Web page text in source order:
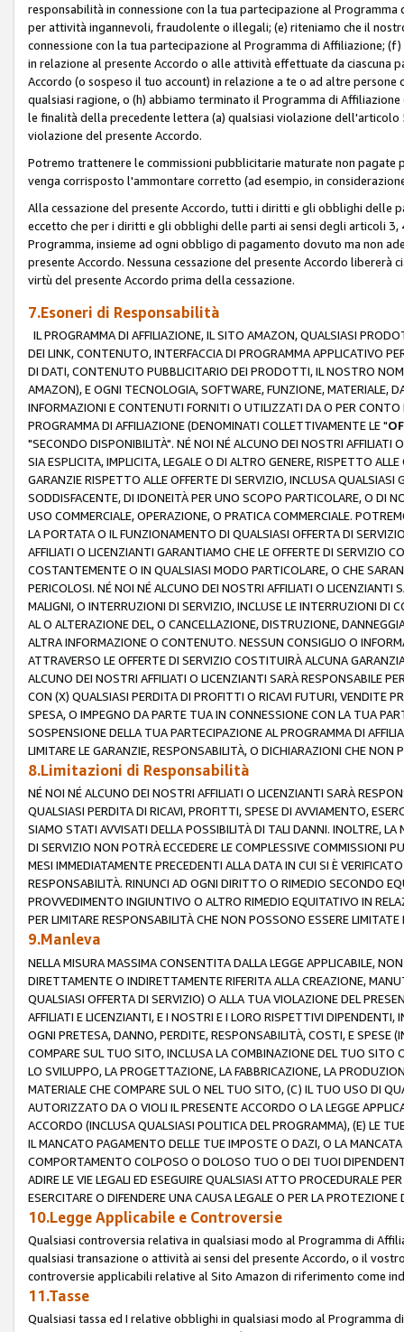
responsabilità in connessione con la tua partecipazione al
per attività ingannevoli, fraudolente o illegali; (e) riteniamo che il
connessione con la tua partecipazione al Programma di Affiliazione;
in relazione al presente Accordo o alle attività effettuate da ciascuna
Accordo (o sospeso il tuo account) in relazione a te o ad altre
qualsiasi ragione, o (h) abbiamo terminato il Programma di
le finalità della precedente lettera (a) qualsiasi violazione
violazione del presente Accordo.
Potremo trattenere le commissioni pubblicitarie maturate non
venga corrisposto l'ammontare corretto (ad esempio, in
Alla cessazione del presente Accordo, tutti i diritti e gli obblighi delle
eccetto che per i diritti e gli obblighi delle parti ai sensi degli articoli
Programma, insieme ad ogni obbligo di pagamento dovuto ma non
presente Accordo. Nessuna cessazione del presente Accordo
virtù del presente Accordo prima della cessazione.
7.Esoneri di Responsabilità
IL PROGRAMMA DI AFFILIAZIONE, IL SITO AMAZON, QUALSIASI
DEI LINK, CONTENUTO, INTERFACCIA DI PROGRAMMA APPLICATIVO
DI DATI, CONTENUTO PUBBLICITARIO DEI PRODOTTI, IL NOSTRO
AMAZON), E OGNI TECNOLOGIA, SOFTWARE, FUNZIONE, MATERIALE,
INFORMAZIONI E CONTENUTI FORNITI O UTILIZZATI DA O PER
PROGRAMMA DI AFFILIAZIONE (DENOMINATI COLLETTIVAMENTE LE "
"SECONDO DISPONIBILITÀ". NÉ NOI NÉ ALCUNO DEI NOSTRI
SIA ESPLICITA, IMPLICITA, LEGALE O DI ALTRO GENERE, RISPETTO
GARANZIE RISPETTO ALLE OFFERTE DI SERVIZIO, INCLUSA
SODDISFACENTE, DI IDONEITÀ PER UNO SCOPO PARTICOLARE, O DI
USO COMMERCIALE, OPERAZIONE, O PRATICA COMMERCIALE.
LA PORTATA O IL FUNZIONAMENTO DI QUALSIASI OFFERTA DI
AFFILIATI O LICENZIANTI GARANTIAMO CHE LE OFFERTE DI SERVIZIO
COSTANTEMENTE O IN QUALSIASI MODO PARTICOLARE, O CHE
PERICOLOSI. NÉ NOI NÉ ALCUNO DEI NOSTRI AFFILIATI O LICENZIANTI
MALIGNI, O INTERRUZIONI DI SERVIZIO, INCLUSE LE INTERRUZIONI DI
AL O ALTERAZIONE DEL, O CANCELLAZIONE, DISTRUZIONE,
ALTRA INFORMAZIONE O CONTENUTO. NESSUN CONSIGLIO O
ATTRAVERSO LE OFFERTE DI SERVIZIO COSTITUIRÀ ALCUNA
ALCUNO DEI NOSTRI AFFILIATI O LICENZIANTI SARÀ RESPONSABILE
CON (X) QUALSIASI PERDITA DI PROFITTI O RICAVI FUTURI, VENDITE
SPESA, O IMPEGNO DA PARTE TUA IN CONNESSIONE CON LA TUA
SOSPENSIONE DELLA TUA PARTECIPAZIONE AL PROGRAMMA DI
LIMITARE LE GARANZIE, RESPONSABILITÀ, O DICHIARAZIONI CHE NON
8.Limitazioni di Responsabilità
NÉ NOI NÉ ALCUNO DEI NOSTRI AFFILIATI O LICENZIANTI SARÀ
QUALSIASI PERDITA DI RICAVI, PROFITTI, SPESE DI AVVIAMENTO,
SIAMO STATI AVVISATI DELLA POSSIBILITÀ DI TALI DANNI. INOLTRE,
DI SERVIZIO NON POTRÀ ECCEDERE LE COMPLESSIVE COMMISSIONI
MESI IMMEDIATAMENTE PRECEDENTI ALLA DATA IN CUI SI È
RESPONSABILITÀ. RINUNCI AD OGNI DIRITTO O RIMEDIO SECONDO
PROVVEDIMENTO INGIUNTIVO O ALTRO RIMEDIO EQUITATIVO IN
PER LIMITARE RESPONSABILITÀ CHE NON POSSONO ESSERE LIMITATE
9.Manleva
NELLA MISURA MASSIMA CONSENTITA DALLA LEGGE APPLICABILE,
DIRETTAMENTE O INDIRETTAMENTE RIFERITA ALLA CREAZIONE,
QUALSIASI OFFERTA DI SERVIZIO) O ALLA TUA VIOLAZIONE DEL
AFFILIATI E LICENZIANTI, E I NOSTRI E I LORO RISPETTIVI
OGNI PRETESA, DANNO, PERDITE, RESPONSABILITÀ, COSTI, E SPESE
COMPARE SUL TUO SITO, INCLUSA LA COMBINAZIONE DEL TUO SITO
LO SVILUPPO, LA PROGETTAZIONE, LA FABBRICAZIONE, LA
MATERIALE CHE COMPARE SUL O NEL TUO SITO, (C) IL TUO USO DI
AUTORIZZATO DA O VIOLI IL PRESENTE ACCORDO O LA LEGGE
ACCORDO (INCLUSA QUALSIASI POLITICA DEL PROGRAMMA), (E) LE
IL MANCATO PAGAMENTO DELLE TUE IMPOSTE O DAZI, O LA
COMPORTAMENTO COLPOSO O DOLOSO TUO O DEI TUOI
ADIRE LE VIE LEGALI ED ESEGUIRE QUALSIASI ATTO PROCEDURALE
ESERCITARE O DIFENDERE UNA CAUSA LEGALE O PER LA
10.Legge Applicabile e Controversie
Qualsiasi controversia relativa in qualsiasi modo al Programma di
qualsiasi transazione o attività ai sensi del presente Accordo, o il
controversie applicabili relative al Sito Amazon di riferimento come
11.Tasse
Qualsiasi tassa ed I relative obblighi in qualsiasi modo al